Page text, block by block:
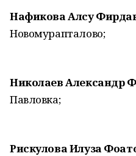
Нафикова Алсу
Новомурапталово;
Николаев Александр
Павловка;
Рискулова Илуза